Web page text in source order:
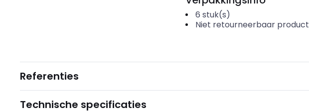
6 stuk(s)
Niet retourneerbaar product
Referenties
Technische specificaties